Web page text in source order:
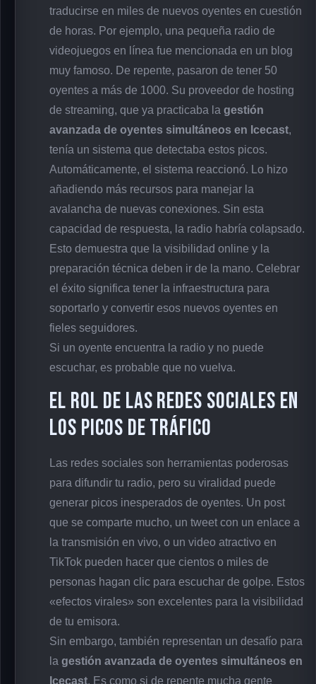
traducirse en miles de nuevos oyentes en cuestión
de horas. Por ejemplo, una pequeña radio de
videojuegos en línea fue mencionada en un blog
muy famoso. De repente, pasaron de tener 50
oyentes a más de 1000. Su proveedor de hosting
de streaming, que ya practicaba la gestión
avanzada de oyentes simultáneos en Icecast,
tenía un sistema que detectaba estos picos.
Automáticamente, el sistema reaccionó. Lo hizo
añadiendo más recursos para manejar la
avalancha de nuevas conexiones. Sin esta
capacidad de respuesta, la radio habría colapsado.
Esto demuestra que la visibilidad online y la
preparación técnica deben ir de la mano. Celebrar
el éxito significa tener la infraestructura para
soportarlo y convertir esos nuevos oyentes en
fieles seguidores.
Si un oyente encuentra la radio y no puede
escuchar, es probable que no vuelva.
El Rol de las Redes Sociales en
los Picos de Tráfico
Las redes sociales son herramientas poderosas
para difundir tu radio, pero su viralidad puede
generar picos inesperados de oyentes. Un post
que se comparte mucho, un tweet con un enlace a
la transmisión en vivo, o un video atractivo en
TikTok pueden hacer que cientos o miles de
personas hagan clic para escuchar de golpe. Estos
«efectos virales» son excelentes para la visibilidad
de tu emisora.
Sin embargo, también representan un desafío para
la gestión avanzada de oyentes simultáneos en
Icecast. Es como si de repente mucha gente